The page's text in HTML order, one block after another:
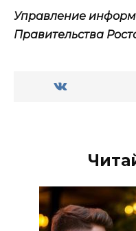
Управление
Правительства